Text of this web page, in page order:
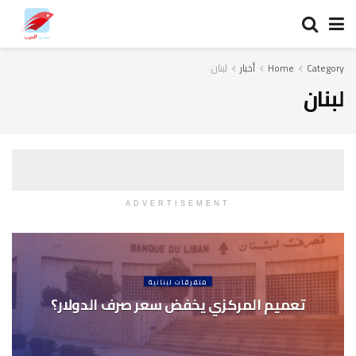
Home Category أخبار لبنان
لبنان
ADVERTISEMENT
متفرقات لبنانية
تعميم المركزي يخفض سعر صرف الدولار؟